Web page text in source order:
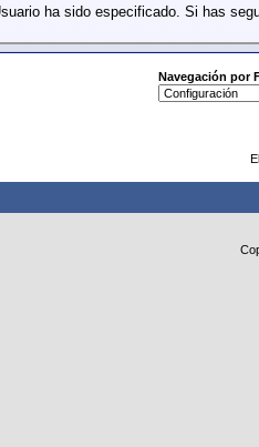
ha sido especificado. Si has
Navegación por